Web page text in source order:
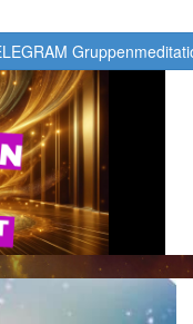
Ilona
warum es gut ist